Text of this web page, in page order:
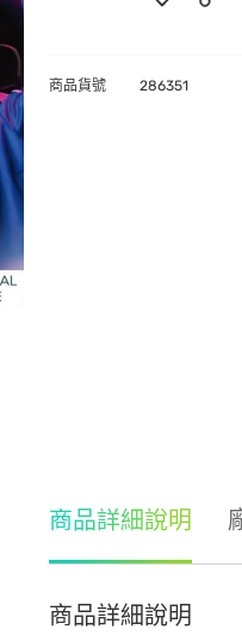
商品貨號 286351
商品詳細說明
商品詳細說明